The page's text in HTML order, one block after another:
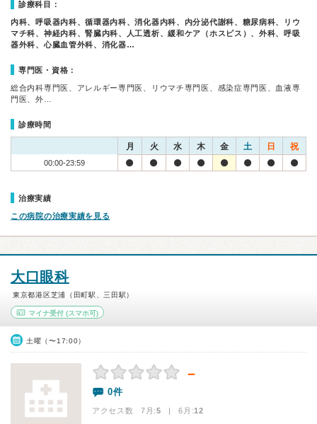
診療科目：
内科、呼吸器内科、循環器内科、消化器内科、内分泌代謝科、糖尿病科、リウ
マチ科、神経内科、腎臓内科、人工透析、緩和ケア（ホスピス）、外科、呼吸
器外科、心臓血管外科、消化器…
専門医・資格：
総合内科専門医、アレルギー専門医、リウマチ専門医、感染症専門医、血液専
門医、外…
診療時間
月 火 水 木 金 土 日 祝
00:00-23:59
治療実績
この病院の治療実績を見る
大口眼科
東京都港区芝浦（田町駅、三田駅）
マイナ受付 (スマホ可)
土曜（〜17:00）
－
0件
アクセス数 7月:5 | 6月:12